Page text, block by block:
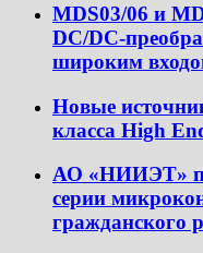
MDS03/06 и
DC/DC-
широким
Новые
класса High
АО «НИИЭТ»
серии
гражданского